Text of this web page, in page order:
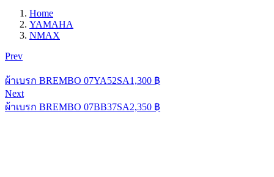
Home
YAMAHA
NMAX
Prev
ผ้าเบรก BREMBO 07YA52SA1,300 ฿
Next
ผ้าเบรก BREMBO 07BB37SA2,350 ฿